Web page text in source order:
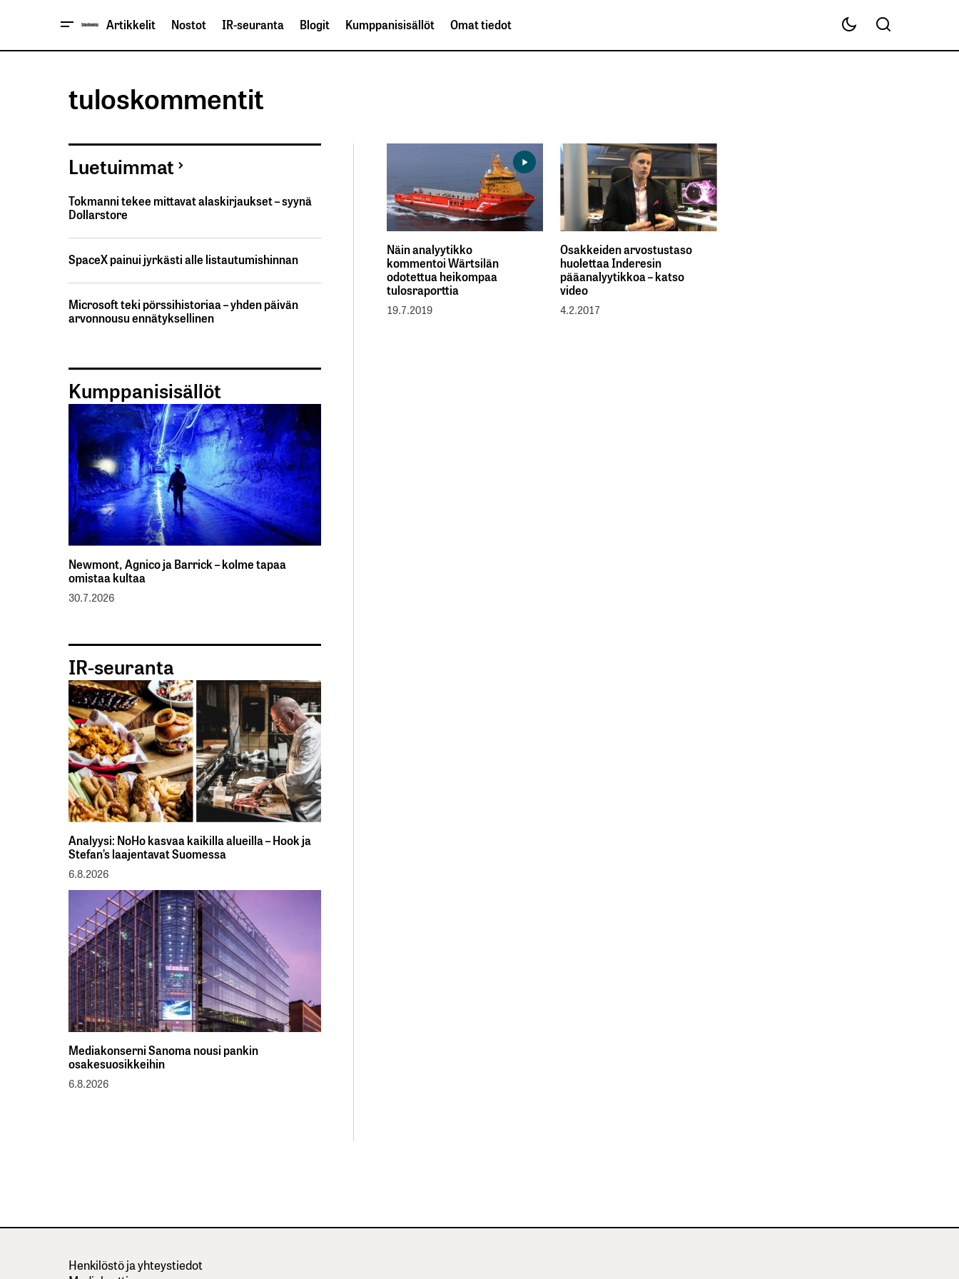
Artikkelit Nostot IR-seuranta Blogit Kumppanisisällöt Omat tiedot
tuloskommentit
Näin analyytikko
kommentoi Wärtsilän
odotettua heikompaa
tulosraporttia
19.7.2019
Osakkeiden arvostustaso
huolettaa Inderesin
pääanalyytikkoa – katso
video
4.2.2017
Luetuimmat
Tokmanni tekee mittavat alaskirjaukset – syynä
Dollarstore
SpaceX painui jyrkästi alle listautumishinnan
Microsoft teki pörssihistoriaa – yhden päivän
arvonnousu ennätyksellinen
Kumppanisisällöt
Newmont, Agnico ja Barrick – kolme tapaa
omistaa kultaa
30.7.2026
IR-seuranta
Analyysi: NoHo kasvaa kaikilla alueilla – Hook ja
Stefan’s laajentavat Suomessa
6.8.2026
Mediakonserni Sanoma nousi pankin
osakesuosikkeihin
6.8.2026
Henkilöstö ja yhteystiedot